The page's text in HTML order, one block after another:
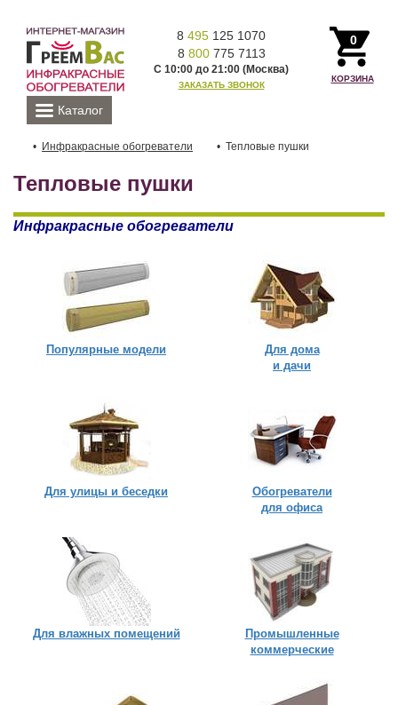
Каталог
8 495 125 1070
8 800775 7113
С 10:00 до 21:00 (Москва)
ЗАКАЗАТЬ ЗВОНОК
0
КОРЗИНА
Инфракрасные обогреватели Тепловые пушки
Тепловые пушки
Инфракрасные обогреватели
Популярные модели
Для дома
и дачи
Для улицы и беседки
Обогреватели
для офиса
Для влажных помещений
Промышленные
коммерческие